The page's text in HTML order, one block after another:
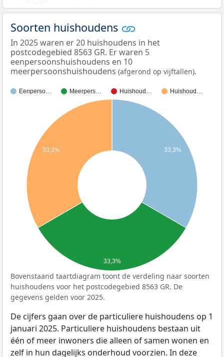
Soorten huishoudens
In 2025 waren er 20 huishoudens in het
postcodegebied 8563 GR. Er waren 5
eenpersoonshuishoudens en 10
meerpersoonshuishoudens (afgerond op vijftallen).
Eenperso… Meerpers… Huishoud… Huishoud…
33,3%
33,3%
33,3%
Bovenstaand taartdiagram toont de verdeling naar soorten
huishoudens voor het postcodegebied 8563 GR. De
gegevens gelden voor 2025.
De cijfers gaan over de particuliere huishoudens op 1
januari 2025. Particuliere huishoudens bestaan uit
één of meer inwoners die alleen of samen wonen en
zelf in hun dagelijks onderhoud voorzien. In deze